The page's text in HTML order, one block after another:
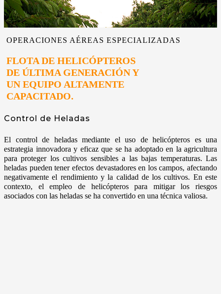
OPERACIONES AÉREAS ESPECIALIZADAS
FLOTA DE HELICÓPTEROS
DE ÚLTIMA GENERACIÓN Y
UN EQUIPO ALTAMENTE
CAPACITADO.
Control de Heladas
El control de heladas mediante el uso de helicópteros es una
estrategia innovadora y eficaz que se ha adoptado en la agricultura
para proteger los cultivos sensibles a las bajas temperaturas. Las
heladas pueden tener efectos devastadores en los campos, afectando
negativamente el rendimiento y la calidad de los cultivos. En este
contexto, el empleo de helicópteros para mitigar los riesgos
asociados con las heladas se ha convertido en una técnica valiosa.